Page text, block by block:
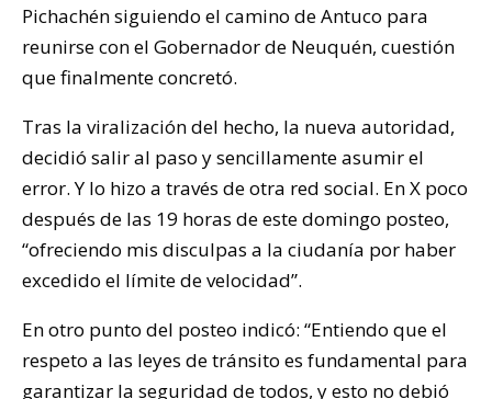
Pichachén siguiendo el camino de Antuco para
reunirse con el Gobernador de Neuquén, cuestión
que finalmente concretó.
Tras la viralización del hecho, la nueva autoridad,
decidió salir al paso y sencillamente asumir el
error. Y lo hizo a través de otra red social. En X poco
después de las 19 horas de este domingo posteo,
“ofreciendo mis disculpas a la ciudanía por haber
excedido el límite de velocidad”.
En otro punto del posteo indicó: “Entiendo que el
respeto a las leyes de tránsito es fundamental para
garantizar la seguridad de todos, y esto no debió